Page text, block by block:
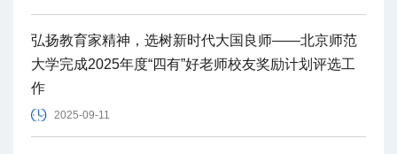
弘扬教育家精神，选树新时代大国良师——北京师范
大学完成2025年度“四有”好老师校友奖励计划评选工
作
2025-09-11